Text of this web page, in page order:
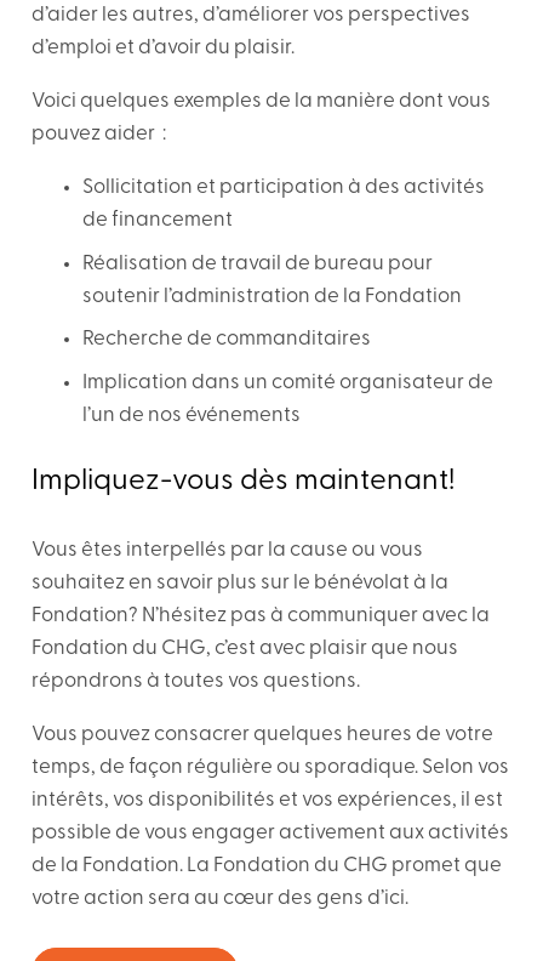
d’aider les autres, d’améliorer vos perspectives
d’emploi et d’avoir du plaisir.
Voici quelques exemples de la manière dont vous
pouvez aider :
Sollicitation et participation à des activités
de financement
Réalisation de travail de bureau pour
soutenir l’administration de la Fondation
Recherche de commanditaires
Implication dans un comité organisateur de
l’un de nos événements
Impliquez-vous dès maintenant!
Vous êtes interpellés par la cause ou vous
souhaitez en savoir plus sur le bénévolat à la
Fondation? N’hésitez pas à communiquer avec la
Fondation du CHG, c’est avec plaisir que nous
répondrons à toutes vos questions.
Vous pouvez consacrer quelques heures de votre
temps, de façon régulière ou sporadique. Selon vos
intérêts, vos disponibilités et vos expériences, il est
possible de vous engager activement aux activités
de la Fondation. La Fondation du CHG promet que
votre action sera au cœur des gens d’ici.